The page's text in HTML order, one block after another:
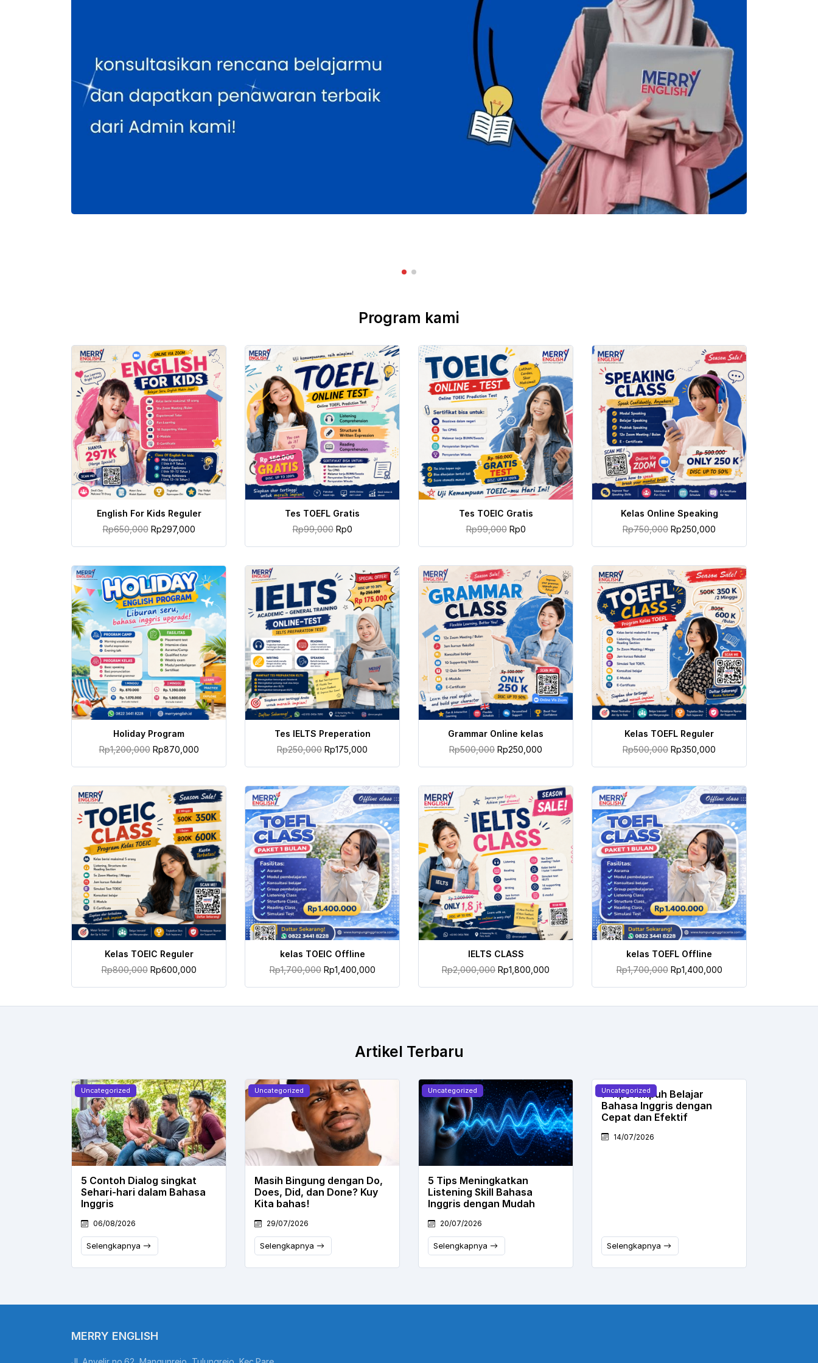
Program kami
TAMBAH KE KERANJANG
English For Kids Reguler
Rp650,000 Rp297,000
TAMBAH KE KERANJANG
Tes TOEFL Gratis
Rp99,000 Rp0
TAMBAH KE KERANJANG
Tes TOEIC Gratis
Rp99,000 Rp0
TAMBAH KE KERANJANG
Kelas Online Speaking
Rp750,000 Rp250,000
TAMBAH KE KERANJANG
Holiday Program
Rp1,200,000 Rp870,000
TAMBAH KE KERANJANG
Tes IELTS Preperation
Rp250,000 Rp175,000
TAMBAH KE KERANJANG
Grammar Online kelas
Rp500,000 Rp250,000
TAMBAH KE KERANJANG
Kelas TOEFL Reguler
Rp500,000 Rp350,000
TAMBAH KE KERANJANG
Kelas TOEIC Reguler
Rp800,000 Rp600,000
TAMBAH KE KERANJANG
kelas TOEIC Offline
Rp1,700,000 Rp1,400,000
TAMBAH KE KERANJANG
IELTS CLASS
Rp2,000,000 Rp1,800,000
TAMBAH KE KERANJANG
kelas TOEFL Offline
Rp1,700,000 Rp1,400,000
Artikel Terbaru
Uncategorized
5 Contoh Dialog singkat
Sehari-hari dalam Bahasa
Inggris
06/08/2026
Selengkapnya
Uncategorized
Masih Bingung dengan Do,
Does, Did, dan Done? Kuy
Kita bahas!
29/07/2026
Selengkapnya
Uncategorized
5 Tips Meningkatkan
Listening Skill Bahasa
Inggris dengan Mudah
20/07/2026
Selengkapnya
Uncategorized
7 Tips Ampuh Belajar
Bahasa Inggris dengan
Cepat dan Efektif
14/07/2026
Selengkapnya
MERRY ENGLISH